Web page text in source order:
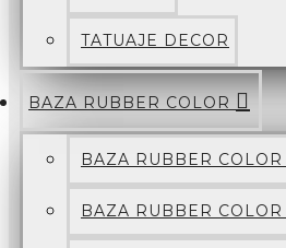
TATUAJE DECOR
BAZA RUBBER COLOR
BAZA RUBBER COLOR
BAZA RUBBER